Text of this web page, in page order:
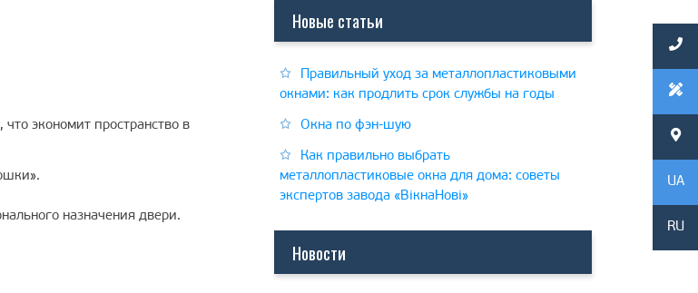
экономит пространство в
назначения двери.
Новые статьи
Правильный уход за металлопластиковыми
окнами: как продлить срок службы на годы
Окна по фэн-шую
Как правильно выбрать
металлопластиковые окна для дома: советы
экспертов завода «ВікнаНові»
Новости
UA
RU